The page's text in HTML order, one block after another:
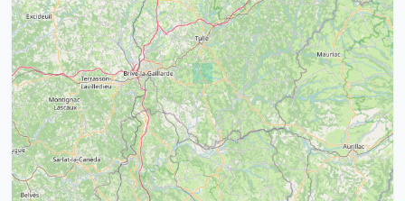
15
21
14
32
39
52 68
43